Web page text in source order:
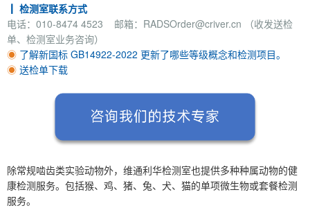
┃ 检测室联系方式
电话：010-8474 4523 邮箱：RADSOrder@criver.cn （收发送检
单、检测室业务咨询）
◉ 了解新国标 GB14922-2022 更新了哪些等级概念和检测项目。
◉ 送检单下载
除常规啮齿类实验动物外，维通利华检测室也提供多种种属动物的健
康检测服务。包括猴、鸡、猪、兔、犬、猫的单项微生物或套餐检测
服务。